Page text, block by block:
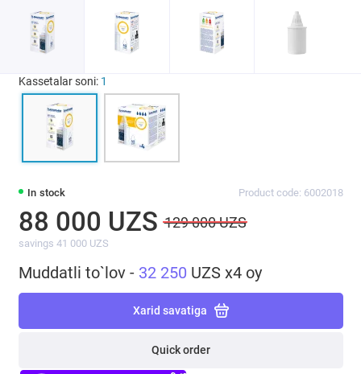
In stock Product code: 6002018
88 000 UZS 129 000 UZS
savings 41 000 UZS
Muddatli to`lov - 32 250 UZS x4 oy
Xarid savatiga
Quick order
Kassetalar soni: 1